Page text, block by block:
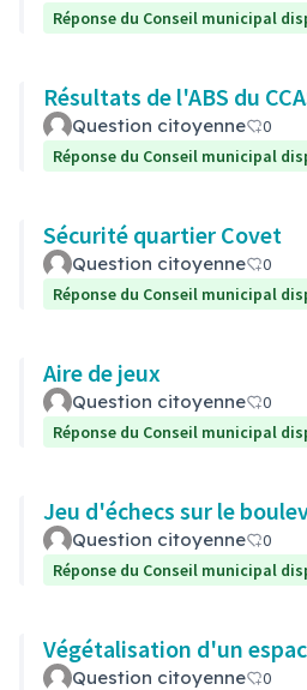
Réponse du Conseil municipal
Résultats de l'ABS du
Question citoyenne
0
Réponse du Conseil municipal
Sécurité quartier Covet
Question citoyenne
0
Réponse du Conseil municipal
Aire de jeux
Question citoyenne
0
Réponse du Conseil municipal
Jeu d'échecs sur le
Question citoyenne
0
Réponse du Conseil municipal
Végétalisation d'un
Question citoyenne
0